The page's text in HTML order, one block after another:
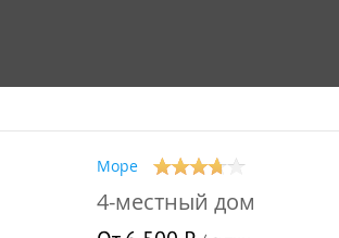
Море
4-местный дом